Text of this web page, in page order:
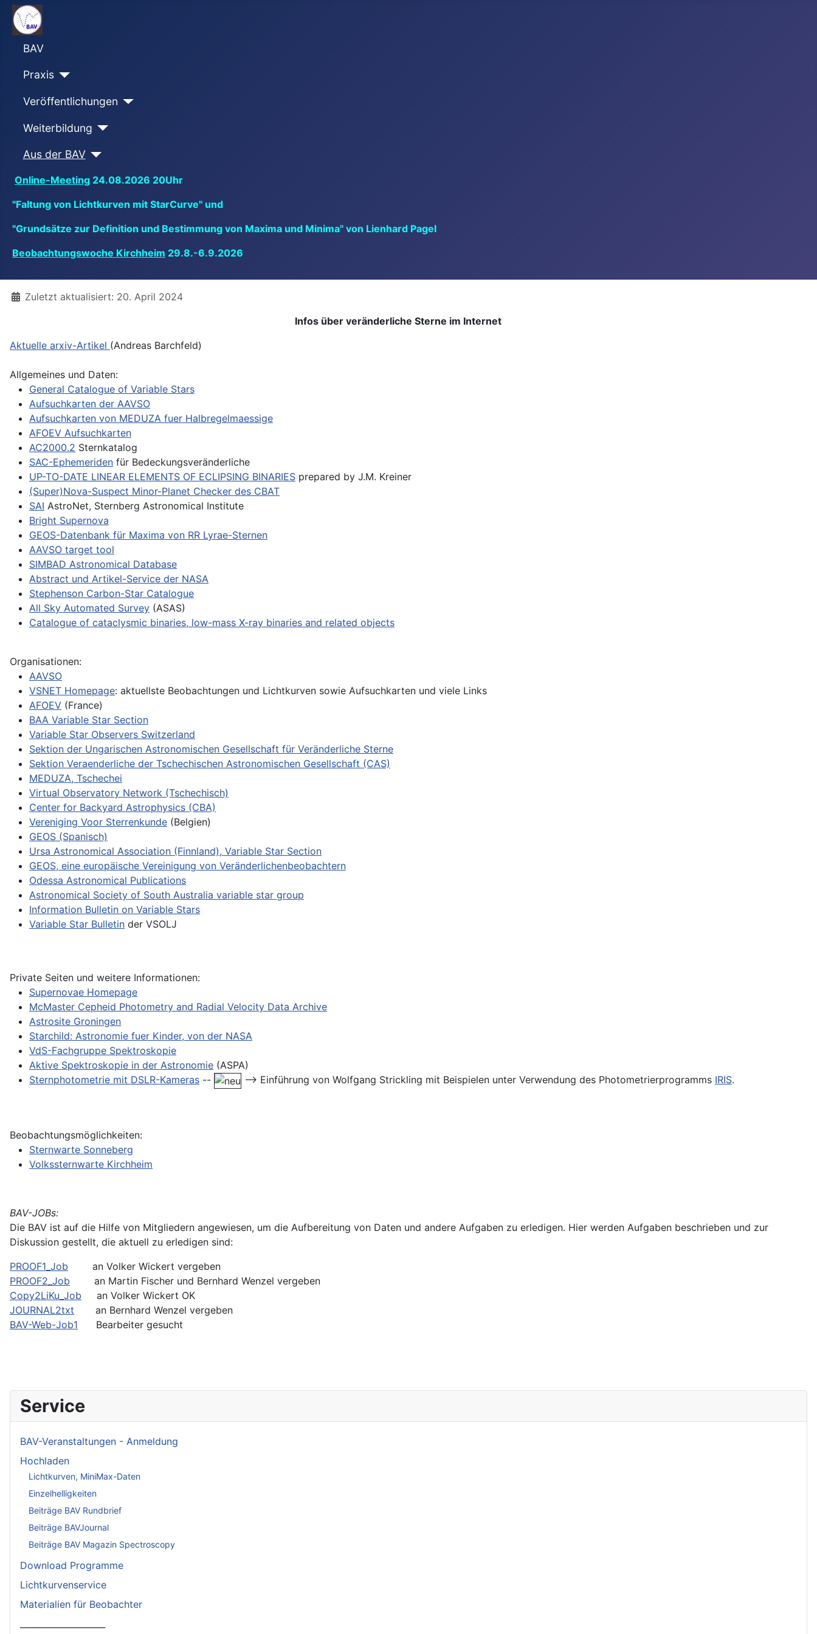
BAV
Praxis
Veröffentlichungen
Weiterbildung
Aus der BAV
Online-Meeting 24.08.2026 20Uhr
"Faltung von Lichtkurven mit StarCurve" und
"Grundsätze zur Definition und Bestimmung von Maxima und Minima" von Lienhard Pagel
Beobachtungswoche Kirchheim 29.8.-6.9.2026
DetailsZuletzt aktualisiert: 20. April 2024
Infos über veränderliche Sterne im Internet
Aktuelle arxiv-Artikel (Andreas Barchfeld)
Allgemeines und Daten:
General Catalogue of Variable Stars
Aufsuchkarten der AAVSO
Aufsuchkarten von MEDUZA fuer Halbregelmaessige
AFOEV Aufsuchkarten
AC2000.2 Sternkatalog
SAC-Ephemeriden für Bedeckungsveränderliche
UP-TO-DATE LINEAR ELEMENTS OF ECLIPSING BINARIES prepared by J.M. Kreiner
(Super)Nova-Suspect Minor-Planet Checker des CBAT
SAI AstroNet, Sternberg Astronomical Institute
Bright Supernova
GEOS-Datenbank für Maxima von RR Lyrae-Sternen
AAVSO target tool
SIMBAD Astronomical Database
Abstract und Artikel-Service der NASA
Stephenson Carbon-Star Catalogue
All Sky Automated Survey (ASAS)
Catalogue of cataclysmic binaries, low-mass X-ray binaries and related objects
Organisationen:
AAVSO
VSNET Homepage: aktuellste Beobachtungen und Lichtkurven sowie Aufsuchkarten und viele Links
AFOEV (France)
BAA Variable Star Section
Variable Star Observers Switzerland
Sektion der Ungarischen Astronomischen Gesellschaft für Veränderliche Sterne
Sektion Veraenderliche der Tschechischen Astronomischen Gesellschaft (CAS)
MEDUZA, Tschechei
Virtual Observatory Network (Tschechisch)
Center for Backyard Astrophysics (CBA)
Vereniging Voor Sterrenkunde (Belgien)
GEOS (Spanisch)
Ursa Astronomical Association (Finnland), Variable Star Section
GEOS, eine europäische Vereinigung von Veränderlichenbeobachtern
Odessa Astronomical Publications
Astronomical Society of South Australia variable star group
Information Bulletin on Variable Stars
Variable Star Bulletin der VSOLJ
Private Seiten und weitere Informationen:
Supernovae Homepage
McMaster Cepheid Photometry and Radial Velocity Data Archive
Astrosite Groningen
Starchild: Astronomie fuer Kinder, von der NASA
VdS-Fachgruppe Spektroskopie
Aktive Spektroskopie in der Astronomie (ASPA)
Sternphotometrie mit DSLR-Kameras -- --> Einführung von Wolfgang Strickling mit Beispielen unter Verwendung des Photometrierprogramms IRIS.
Beobachtungsmöglichkeiten:
Sternwarte Sonneberg
Volkssternwarte Kirchheim
BAV-JOBs:
Die BAV ist auf die Hilfe von Mitgliedern angewiesen, um die Aufbereitung von Daten und andere Aufgaben zu erledigen. Hier werden Aufgaben beschrieben und zur
Diskussion gestellt, die aktuell zu erledigen sind:
PROOF1_Job an Volker Wickert vergeben
PROOF2_Job an Martin Fischer und Bernhard Wenzel vergeben
Copy2LiKu_Job an Volker Wickert OK
JOURNAL2txt an Bernhard Wenzel vergeben
BAV-Web-Job1 Bearbeiter gesucht
Service
BAV-Veranstaltungen - Anmeldung
Hochladen
Lichtkurven, MiniMax-Daten
Einzelhelligkeiten
Beiträge BAV Rundbrief
Beiträge BAVJournal
Beiträge BAV Magazin Spectroscopy
Download Programme
Lichtkurvenservice
Materialien für Beobachter